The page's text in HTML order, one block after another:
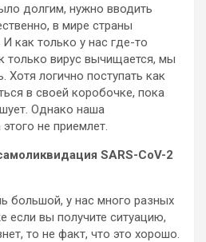
долгим, нужно вводить
в мире страны
как только у нас где-то
только вирус вычищается, мы
Хотя логично поступать как
в своей коробочке, пока
Однако наша
не приемлет.
SARS-CoV-2
большой, у нас много разных
если вы получите ситуацию,
то не факт, что это хорошо.